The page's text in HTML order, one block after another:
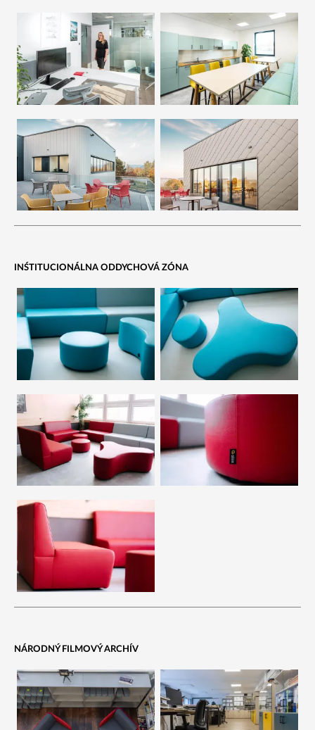
INŚTITUCIONÁLNA ODDYCHOVÁ ZÓNA
NÁRODNÝ FILMOVÝ ARCHÍV